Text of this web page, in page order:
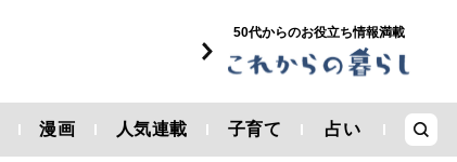
50代からのお役立ち情報満載
漫画 人気連載 子育て 占い